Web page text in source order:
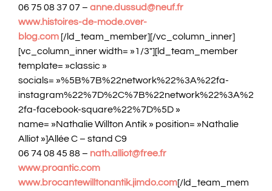
06 75 08 37 07 – anne.dussud@neuf.fr
www.histoires-de-mode.over-
blog.com [/ld_team_member][/vc_column_inner]
[vc_column_inner width= »1/3″][ld_team_member
template= »classic »
socials= »%5B%7B%22network%22%3A%22fa-
instagram%22%7D%2C%7B%22network%22%3A%2
2fa-facebook-square%22%7D%5D »
name= »Nathalie Willton Antik » position= »Nathalie
Alliot »]Allée C – stand C9
06 74 08 45 88 – nath.alliot@free.fr
www.proantic.com
www.brocantewilltonantik.jimdo.com[/ld_team_mem